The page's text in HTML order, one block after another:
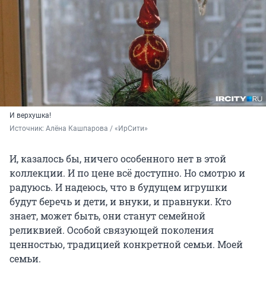
И верхушка!
Источник: Алёна Кашпарова / «ИрСити»
И, казалось бы, ничего особенного нет в этой
коллекции. И по цене всё доступно. Но смотрю и
радуюсь. И надеюсь, что в будущем игрушки
будут беречь и дети, и внуки, и правнуки. Кто
знает, может быть, они станут семейной
реликвией. Особой связующей поколения
ценностью, традицией конкретной семьи. Моей
семьи.